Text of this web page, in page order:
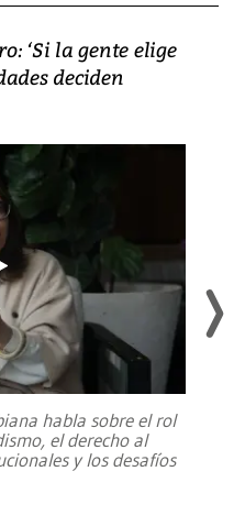
‘Si la gente elige
deciden
habla sobre el rol
el derecho al
y los desafíos